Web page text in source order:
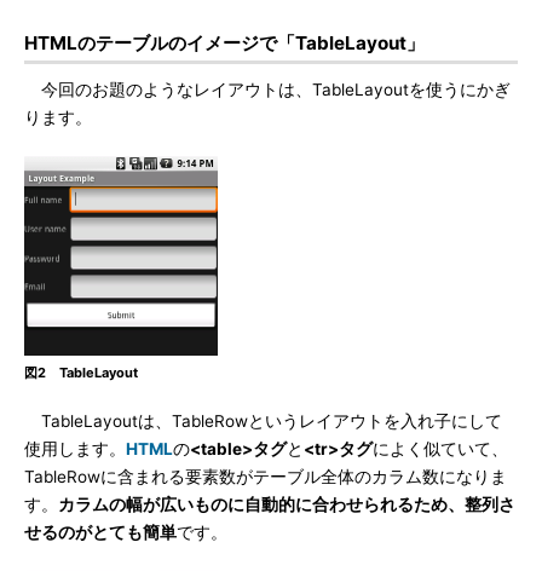
HTMLのテーブルのイメージで「TableLayout」
今回のお題のようなレイアウトは、TableLayoutを使うにかぎ
ります。
図2 TableLayout
TableLayoutは、TableRowというレイアウトを入れ子にして
使用します。 HTMLの<table>タグと <tr>タグによく似ていて、
TableRowに含まれる要素数がテーブル全体のカラム数になりま
す。 カラムの幅が広いものに自動的に合わせられるため、整列さ
せるのがとても簡単です。